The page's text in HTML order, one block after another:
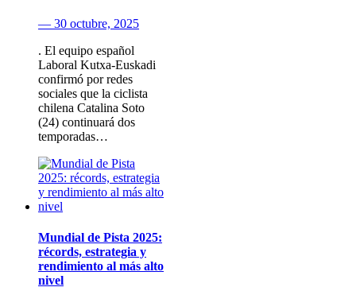
— 30 octubre, 2025
. El equipo español
Laboral Kutxa-Euskadi
confirmó por redes
sociales que la ciclista
chilena Catalina Soto
(24) continuará dos
temporadas…
Mundial de Pista 2025:
récords, estrategia y
rendimiento al más alto
nivel